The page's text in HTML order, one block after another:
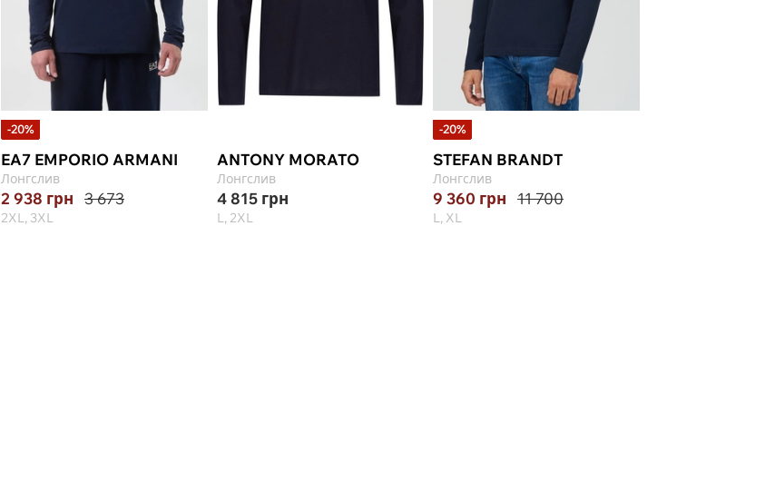
-20%
EA7 EMPORIO ARMANI
Лонгслив
2 938 грн 3 673
2XL, 3XL
ANTONY MORATO
Лонгслив
4 815 грн
L, 2XL
-20%
STEFAN BRANDT
Лонгслив
9 360 грн 11 700
L, XL